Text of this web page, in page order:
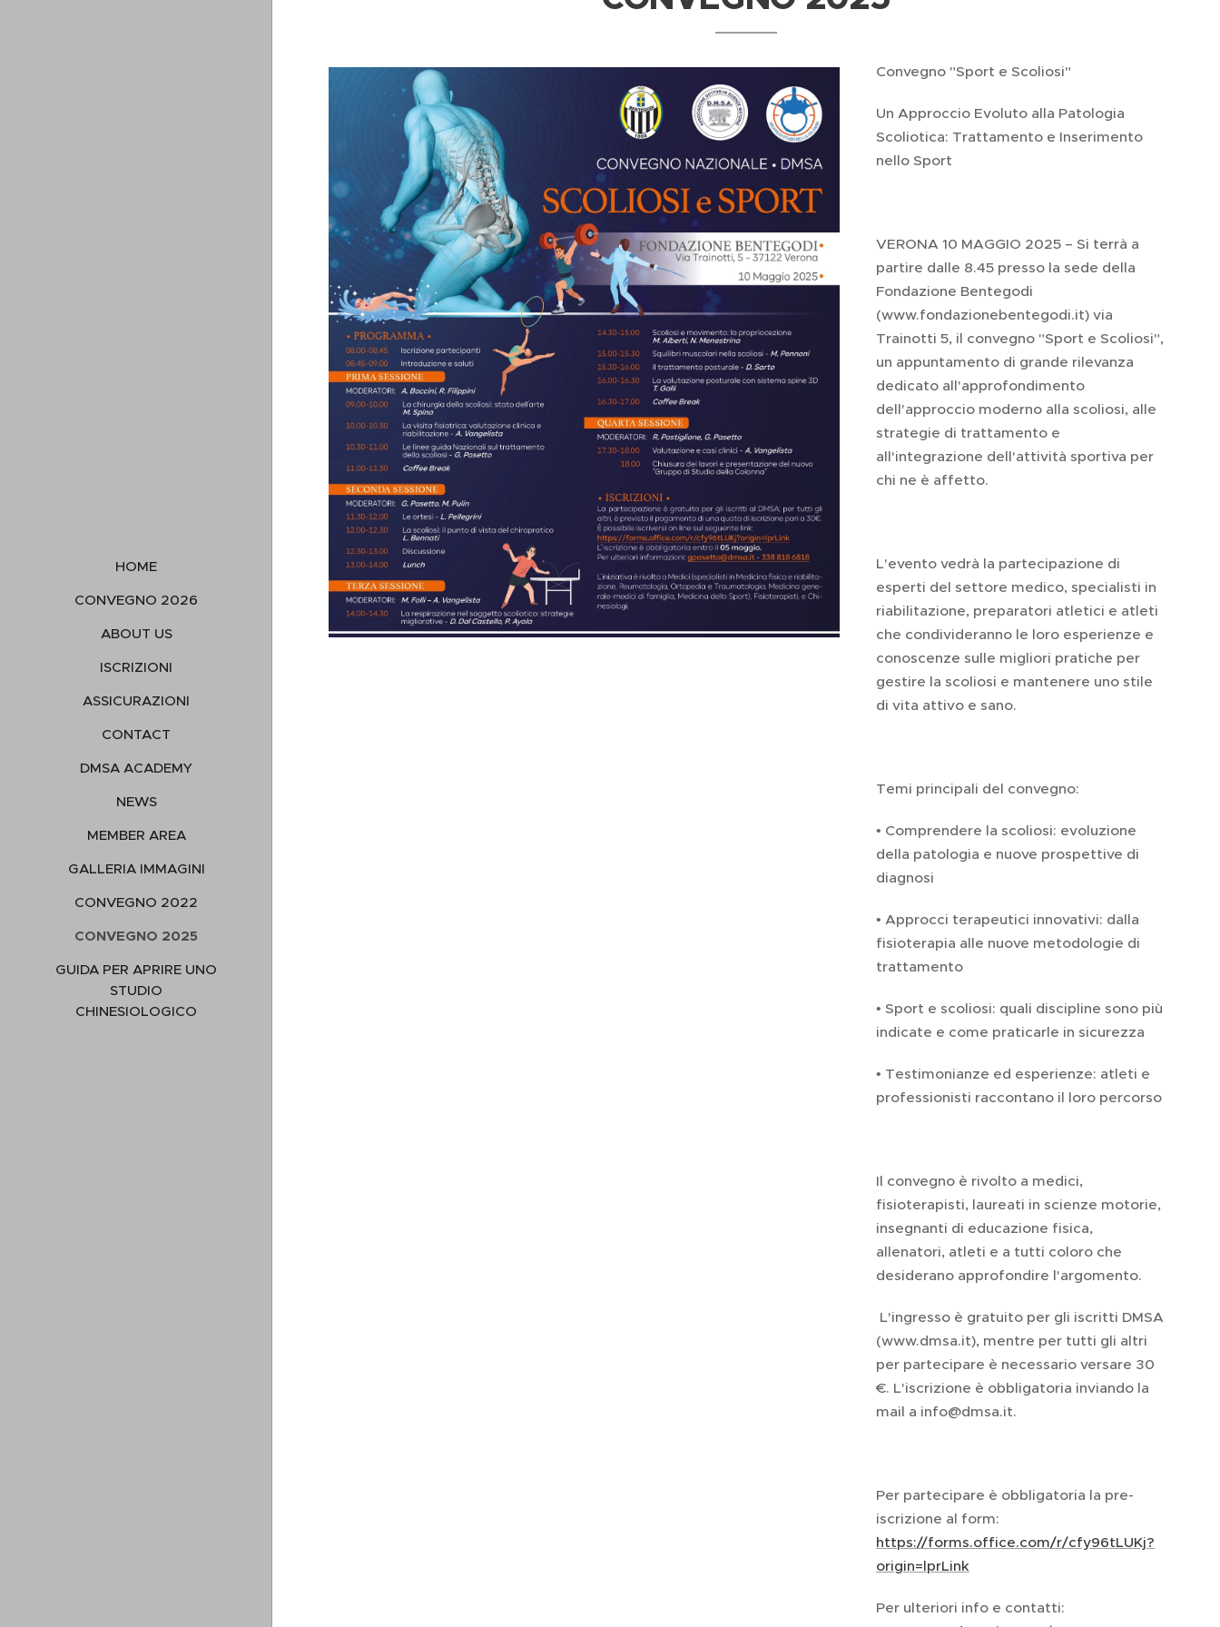
HOME
CONVEGNO 2026
ABOUT US
ISCRIZIONI
ASSICURAZIONI
CONTACT
DMSA ACADEMY
NEWS
MEMBER AREA
GALLERIA IMMAGINI
CONVEGNO 2022
CONVEGNO 2025
GUIDA PER APRIRE UNO
STUDIO
CHINESIOLOGICO
Convegno "Sport e Scoliosi"
Un Approccio Evoluto alla Patologia
Scoliotica: Trattamento e Inserimento
nello Sport
VERONA 10 MAGGIO 2025 – Si terrà a
partire dalle 8.45 presso la sede della
Fondazione Bentegodi
(www.fondazionebentegodi.it) via
Trainotti 5, il convegno "Sport e Scoliosi",
un appuntamento di grande rilevanza
dedicato all'approfondimento
dell'approccio moderno alla scoliosi, alle
strategie di trattamento e
all'integrazione dell'attività sportiva per
chi ne è affetto.
L'evento vedrà la partecipazione di
esperti del settore medico, specialisti in
riabilitazione, preparatori atletici e atleti
che condivideranno le loro esperienze e
conoscenze sulle migliori pratiche per
gestire la scoliosi e mantenere uno stile
di vita attivo e sano.
Temi principali del convegno:
• Comprendere la scoliosi: evoluzione
della patologia e nuove prospettive di
diagnosi
• Approcci terapeutici innovativi: dalla
fisioterapia alle nuove metodologie di
trattamento
• Sport e scoliosi: quali discipline sono più
indicate e come praticarle in sicurezza
• Testimonianze ed esperienze: atleti e
professionisti raccontano il loro percorso
Il convegno è rivolto a medici,
fisioterapisti, laureati in scienze motorie,
insegnanti di educazione fisica,
allenatori, atleti e a tutti coloro che
desiderano approfondire l'argomento.
L'ingresso è gratuito per gli iscritti DMSA
(www.dmsa.it), mentre per tutti gli altri
per partecipare è necessario versare 30
€. L'iscrizione è obbligatoria inviando la
mail a info@dmsa.it.
Per partecipare è obbligatoria la pre-
iscrizione al form:
https://forms.office.com/r/cfy96tLUKj?
origin=lprLink
Per ulteriori info e contatti: